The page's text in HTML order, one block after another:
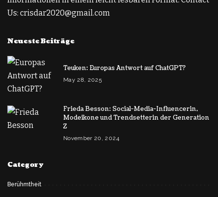
Us: crisdar2020@gmail.com
Neueste Beiträge
Teuken: Europas Antwort auf ChatGPT?
May 28, 2025
Frieda Besson: Social-Media-Influencerin,
Modeikone und Trendsetterin der Generation
Z
November 20, 2024
Category
Berühmtheit